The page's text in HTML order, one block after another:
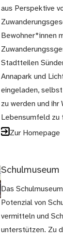
aus Perspektive
Bewohner*innen
Stadtteilen
Annapark und
eingeladen,
zu werden und ihr
Lebensumfeld zu
Zur Homepage
Schulmuseum
Das
Potenzial von
vermitteln und
unterstützen. Zu